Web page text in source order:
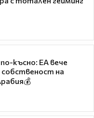
късно: EA вече
на